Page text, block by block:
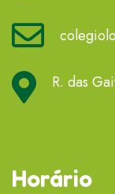
R. das
Horário